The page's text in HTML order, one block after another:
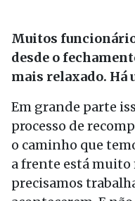
Muitos
desde o
mais relaxado. Há
Em grande parte
processo de
o caminho que
a frente está muito
precisamos